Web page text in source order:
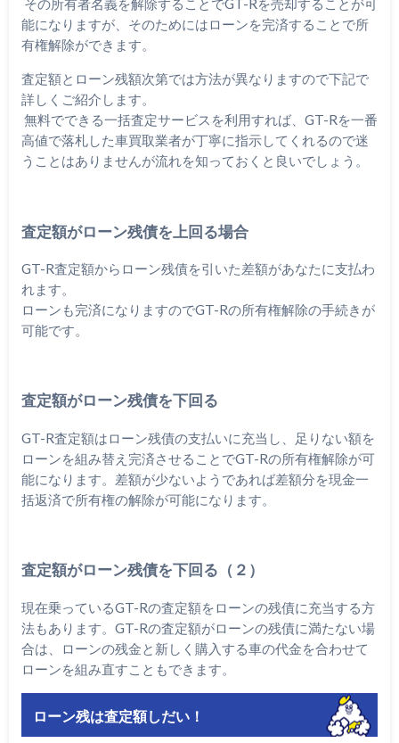
能になりますが、そのためにはローンを完済することで所
有権解除ができます。
査定額とローン残額次第では方法が異なりますので下記で
詳しくご紹介します。
無料でできる一括査定サービスを利用すれば、GT-Rを一番
高値で落札した車買取業者が丁寧に指示してくれるので迷
うことはありませんが流れを知っておくと良いでしょう。
査定額がローン残債を上回る場合
GT-R査定額からローン残債を引いた差額があなたに支払わ
れます。
ローンも完済になりますのでGT-Rの所有権解除の手続きが
可能です。
査定額がローン残債を下回る
GT-R査定額はローン残債の支払いに充当し、足りない額を
ローンを組み替え完済させることでGT-Rの所有権解除が可
能になります。差額が少ないようであれば差額分を現金一
括返済で所有権の解除が可能になります。
査定額がローン残債を下回る（２）
現在乗っているGT-Rの査定額をローンの残債に充当する方
法もあります。GT-Rの査定額がローンの残債に満たない場
合は、ローンの残金と新しく購入する車の代金を合わせて
ローンを組み直すこともできます。
ローン残は査定額しだい！